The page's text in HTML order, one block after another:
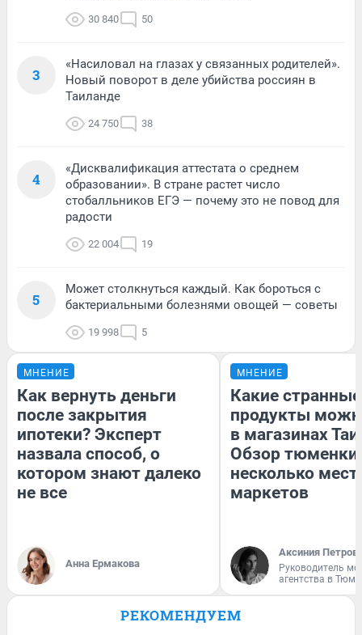
30 840 50
3
«Насиловал на глазах у связанных родителей».
Новый поворот в деле убийства россиян в
Таиланде
24 750 38
4
«Дисквалификация аттестата о среднем
образовании». В стране растет число
стобалльников ЕГЭ — почему это не повод для
радости
22 004 19
5
Может столкнуться каждый. Как бороться с
бактериальными болезнями овощей — советы
19 998 5
МНЕНИЕ
Как вернуть деньги
после закрытия
ипотеки? Эксперт
назвала способ, о
котором знают далеко
не все
Анна Ермакова
МНЕНИЕ
Какие странные
продукты
в магазинах
Обзор тюменки
несколько
маркетов
Аксиния
Руководитель
агентства в
РЕКОМЕНДУЕМ